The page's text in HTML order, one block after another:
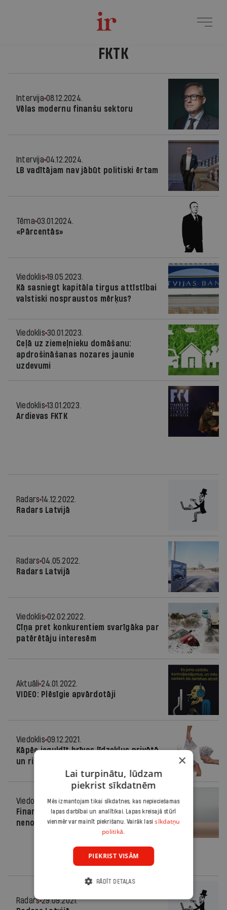
FKTK
Intervija 08.12.2024.
Vēlas modernu finanšu sektoru
Intervija 04.12.2024.
LB vadītājam nav jābūt politiski ērtam
Tēma 03.01.2024.
«Pārcentās»
Viedoklis 19.05.2023.
Kā sasniegt kapitāla tirgus attīstībai
valstiski nospraustos mērķus?
Viedoklis 30.01.2023.
Ceļā uz ziemeļnieku domāšanu:
apdrošināšanas nozares jaunie
uzdevumi
Viedoklis 13.01.2023.
Ardievas FKTK
Radars 14.12.2022.
Radars Latvijā
Radars 04.05.2022.
Radars Latvijā
Viedoklis 02.02.2022.
Cīņa pret konkurentiem svarīgāka par
patērētāju interesēm
Aktuāli 24.01.2022.
VIDEO: Plēsīgie apvārdotāji
Viedoklis 09.12.2021.
Kāpēc ieguldīt brīvos līdzekļus privātā
un riska kapitāla fondos?
Viedoklis
08.10.2021.
Finanšu pratības zināšanas vēl
nenozīmē gudru rīcību
Radars 29.09.2021.
×
Lai turpinātu, lūdzam
piekrist sīkdatnēm
Mēs izmantojam tikai sīkdatnes, kas nepieciešamas
lapas darbībai un analītikai. Lapas kreisajā stūrī
vienmēr var mainīt piekrišanu. Vairāk lasisīkdatņu
politikā.
PIEKRIST VISĀM
RĀDĪT DETAĻAS